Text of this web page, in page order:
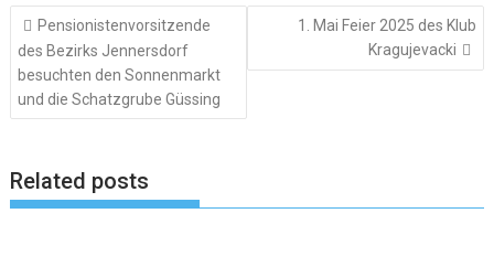
Beitragsnavigation
Pensionistenvorsitzende
des Bezirks Jennersdorf
besuchten den Sonnenmarkt
und die Schatzgrube Güssing
1. Mai Feier 2025 des Klub
Kragujevacki
Related posts